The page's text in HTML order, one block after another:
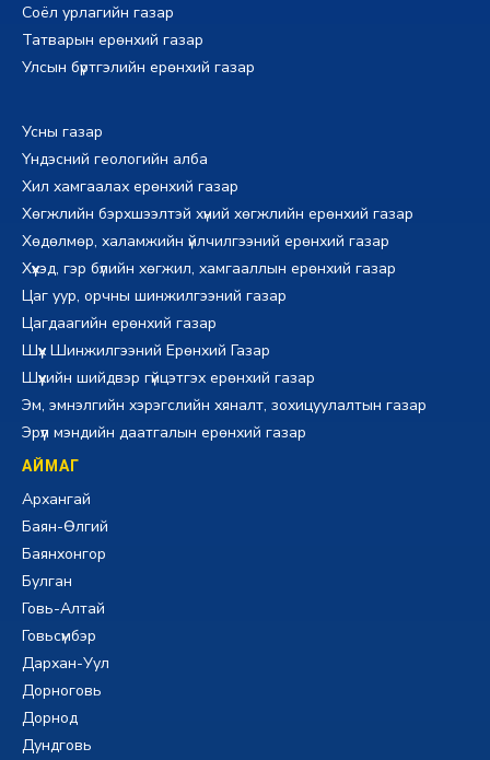
Соёл урлагийн газар
Татварын ерөнхий газар
Улсын бүртгэлийн ерөнхий газар
Усны газар
Үндэсний геологийн алба
Хил хамгаалах ерөнхий газар
Хөгжлийн бэрхшээлтэй хүний хөгжлийн ерөнхий газар
Хөдөлмөр, халамжийн үйлчилгээний ерөнхий газар
Хүүхэд, гэр бүлийн хөгжил, хамгааллын ерөнхий газар
Цаг уур, орчны шинжилгээний газар
Цагдаагийн ерөнхий газар
Шүүх Шинжилгээний Ерөнхий Газар
Шүүхийн шийдвэр гүйцэтгэх ерөнхий газар
Эм, эмнэлгийн хэрэгслийн хяналт, зохицуулалтын газар
Эрүүл мэндийн даатгалын ерөнхий газар
АЙМАГ
Архангай
Баян-Өлгий
Баянхонгор
Булган
Говь-Алтай
Говьсүмбэр
Дархан-Уул
Дорноговь
Дорнод
Дундговь